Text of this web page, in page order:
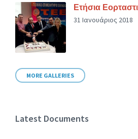
Ετήσια
31 Ιανουάριος 2018
MORE GALLERIES
Latest Documents